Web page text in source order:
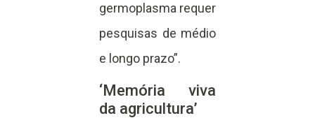
germoplasma requer
pesquisas de médio
e longo prazo”.
‘Memória viva
da agricultura’